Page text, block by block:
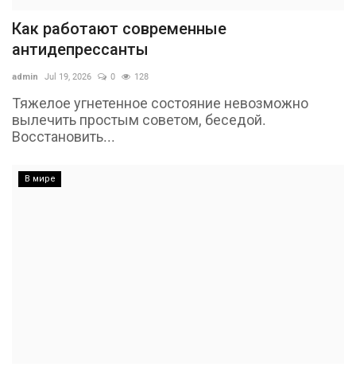
Как работают современные
антидепрессанты
admin Jul 19, 2026 0 128
Тяжелое угнетенное состояние невозможно
вылечить простым советом, беседой.
Восстановить...
В мире